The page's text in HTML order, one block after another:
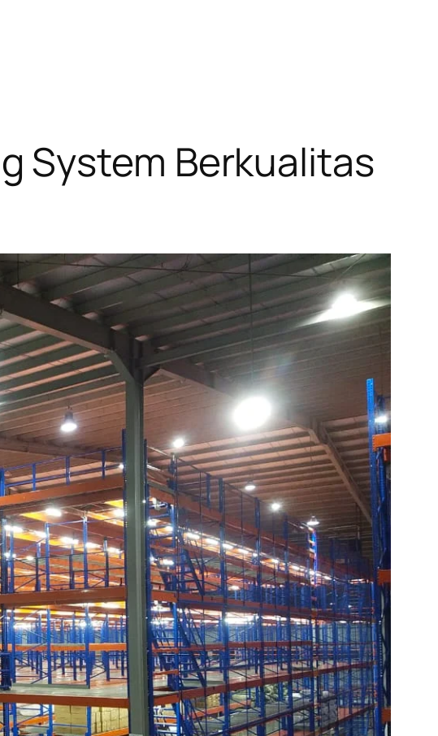
System Berkualitas